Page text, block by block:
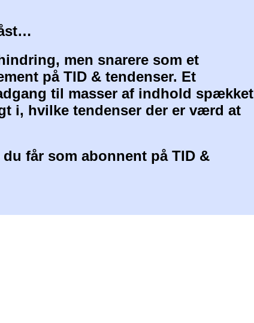
men snarere som et
på TID & tendenser. Et
til masser af indhold spækket
i, hvilke tendenser der er værd at
får som abonnent på TID &